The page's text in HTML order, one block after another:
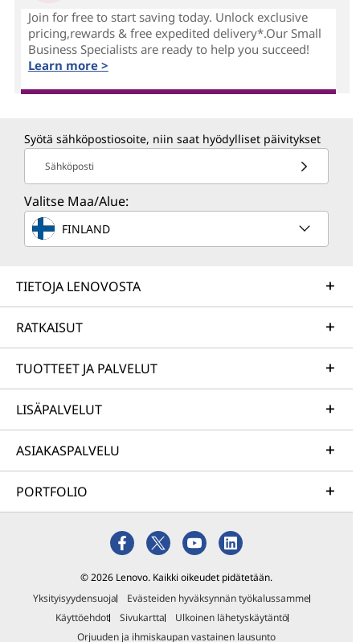
Join for free to start saving today. Unlock exclusive
pricing,rewards & free expedited delivery*.Our Small
Business Specialists are ready to help you succeed!
Learn more >
Syötä sähköpostiosoite, niin saat hyödylliset päivitykset
Sähköposti
Valitse Maa/Alue:
FINLAND
TIETOJA LENOVOSTA
RATKAISUT
TUOTTEET JA PALVELUT
LISÄPALVELUT
ASIAKASPALVELU
PORTFOLIO
© 2026 Lenovo. Kaikki oikeudet pidätetään.
Yksityisyydensuoja
Evästeiden hyväksynnän työkalussamme
Käyttöehdot
Sivukartta
Ulkoinen lähetyskäytäntö
Orjuuden ja ihmiskaupan vastainen lausunto